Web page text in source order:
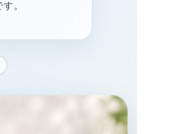
。